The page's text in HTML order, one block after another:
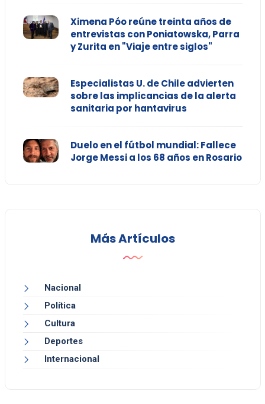
Ximena Póo reúne treinta años de
entrevistas con Poniatowska, Parra
y Zurita en "Viaje entre siglos"
Especialistas U. de Chile advierten
sobre las implicancias de la alerta
sanitaria por hantavirus
Duelo en el fútbol mundial: Fallece
Jorge Messi a los 68 años en Rosario
Más Artículos
Nacional
Política
Cultura
Deportes
Internacional